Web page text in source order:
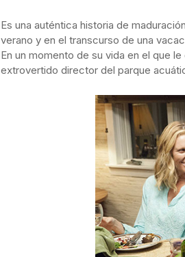
Es una auténtica historia de
verano y en el transcurso de una
En un momento de su vida en el que
extrovertido director del parque